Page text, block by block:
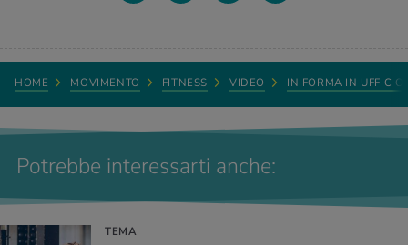
HOME MOVIMENTO FITNESS VIDEO IN FORMA IN UFFICIO
Potrebbe interessarti anche:
TEMA